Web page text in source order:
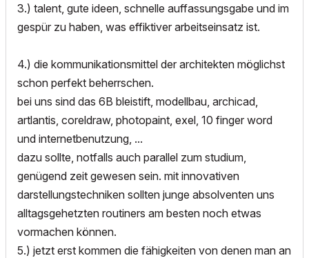
3.) talent, gute ideen, schnelle auffassungsgabe und im
gespür zu haben, was effiktiver arbeitseinsatz ist.
4.) die kommunikationsmittel der architekten möglichst
schon perfekt beherrschen.
bei uns sind das 6B bleistift, modellbau, archicad,
artlantis, coreldraw, photopaint, exel, 10 finger word
und internetbenutzung, ...
dazu sollte, notfalls auch parallel zum studium,
genügend zeit gewesen sein. mit innovativen
darstellungstechniken sollten junge absolventen uns
alltagsgehetzten routiners am besten noch etwas
vormachen können.
5.) jetzt erst kommen die fähigkeiten von denen man an